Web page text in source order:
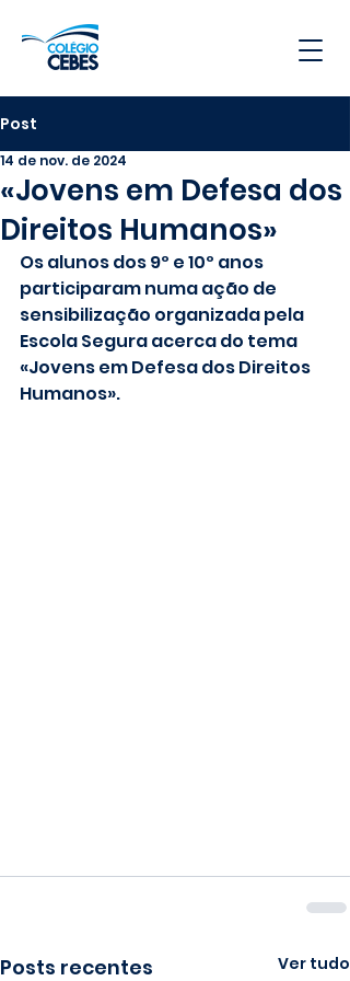
Post
«Jovens em Defesa dos
Direitos Humanos»
14 de nov. de 2024
Os alunos dos 9º e 10º anos
participaram numa ação de
sensibilização organizada pela
Escola Segura acerca do tema
«Jovens em Defesa dos Direitos
Humanos».
Posts recentes Ver tudo